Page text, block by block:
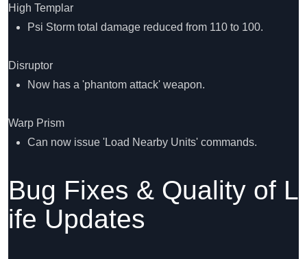
High Templar
Psi Storm total damage reduced from 110 to 100.
Disruptor
Now has a 'phantom attack' weapon.
Warp Prism
Can now issue 'Load Nearby Units' commands.
Bug Fixes & Quality of L
ife Updates